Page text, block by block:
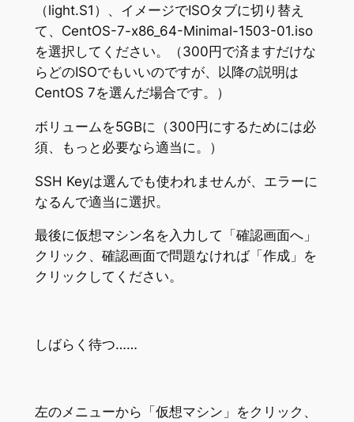
（light.S1）、イメージでISOタブに切り替え
て、CentOS-7-x86_64-Minimal-1503-01.iso
を選択してください。（300円で済ますだけな
らどのISOでもいいのですが、以降の説明は
CentOS 7を選んだ場合です。）
ボリュームを5GBに（300円にするためには必
須、もっと必要なら適当に。）
SSH Keyは選んでも使われませんが、エラーに
なるんで適当に選択。
最後に仮想マシン名を入力して「確認画面へ」
クリック、確認画面で問題なければ「作成」を
クリックしてください。
しばらく待つ……
左のメニューから「仮想マシン」をクリック、